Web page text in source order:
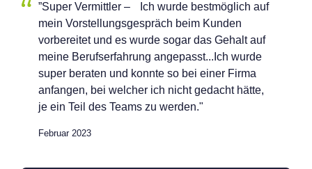
”Super Vermittler – Ich wurde bestmöglich auf
mein Vorstellungsgespräch beim Kunden
vorbereitet und es wurde sogar das Gehalt auf
meine Berufserfahrung angepasst...Ich wurde
super beraten und konnte so bei einer Firma
anfangen, bei welcher ich nicht gedacht hätte,
je ein Teil des Teams zu werden."
Februar 2023